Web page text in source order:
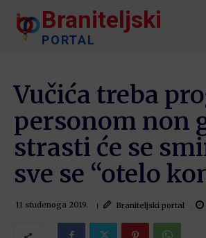
Braniteljski
PORTAL
Vučića treba
personom non
strasti će se
sve se “otelo
11 studenoga 2019. Braniteljski portal